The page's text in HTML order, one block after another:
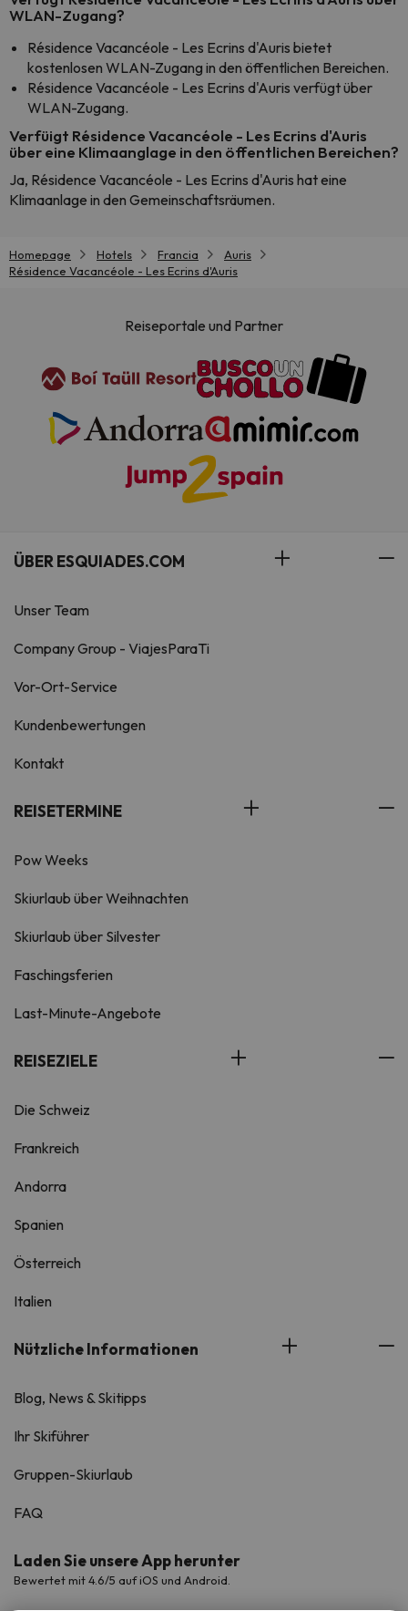
WLAN-Zugang?
Résidence Vacancéole - Les Ecrins d'Auris bietet
kostenlosen WLAN-Zugang in den öffentlichen Bereichen.
Résidence Vacancéole - Les Ecrins d'Auris verfügt über
WLAN-Zugang.
Verfüigt Résidence Vacancéole - Les Ecrins d'Auris
über eine Klimaanglage in den öffentlichen Bereichen?
Ja, Résidence Vacancéole - Les Ecrins d'Auris hat eine
Klimaanlage in den Gemeinschaftsräumen.
Homepage Hotels Francia
Auris
Résidence Vacancéole - Les Ecrins d'Auris
Reiseportale und Partner
ÜBER ESQUIADES.COM
Unser Team
Company Group - ViajesParaTi
Vor-Ort-Service
Kundenbewertungen
Kontakt
REISETERMINE
Pow Weeks
Skiurlaub über Weihnachten
Skiurlaub über Silvester
Faschingsferien
Last-Minute-Angebote
REISEZIELE
Die Schweiz
Frankreich
Andorra
Spanien
Österreich
Italien
Nützliche Informationen
Blog, News & Skitipps
Ihr Skiführer
Gruppen-Skiurlaub
FAQ
Laden Sie unsere App herunter
Bewertet mit 4.6/5 auf iOS und Android.